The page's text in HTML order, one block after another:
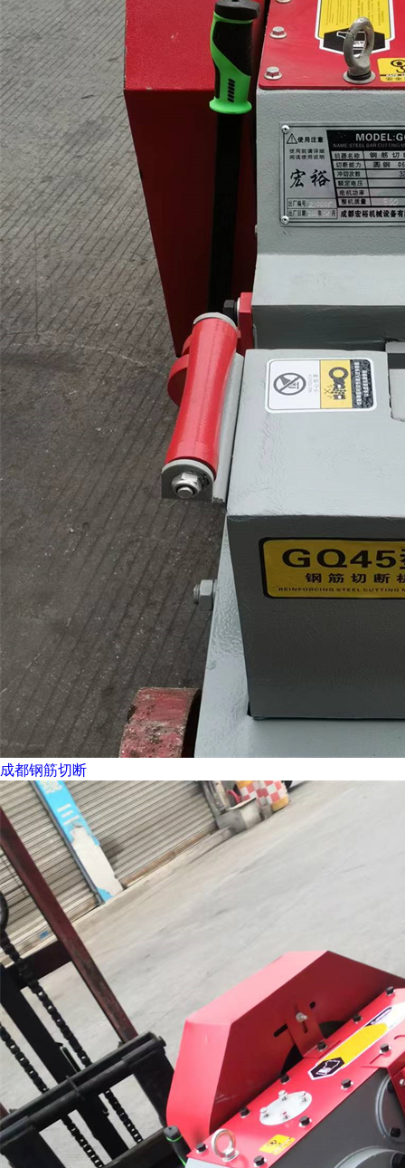
成都钢筋切断